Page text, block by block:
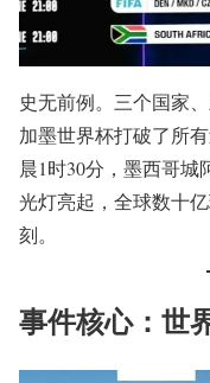
史无前例。三个国家
加墨世界杯打破了所
晨1时30分，墨西哥城
光灯亮起，全球数十
刻。
事件核心：世